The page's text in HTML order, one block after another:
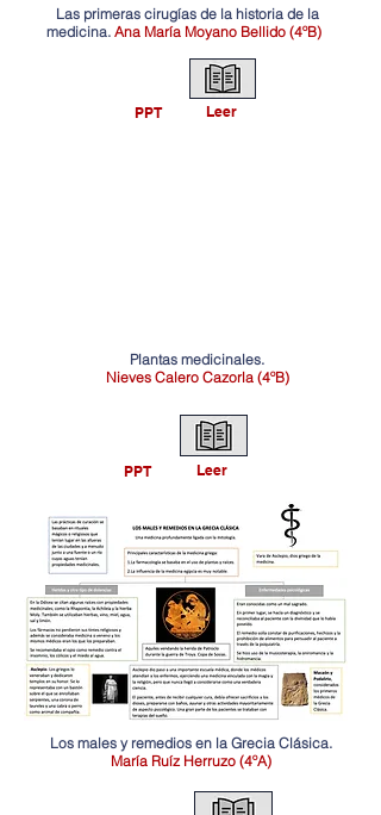
Las primeras cirugías de la historia de la
medicina. Ana María Moyano Bellido (4ºB)
PPT Leer
Plantas medicinales.
Nieves Calero Cazorla (4ºB)
PPT Leer
Los males y remedios en la Grecia Clásica.
María Ruíz Herruzo (4ºA)